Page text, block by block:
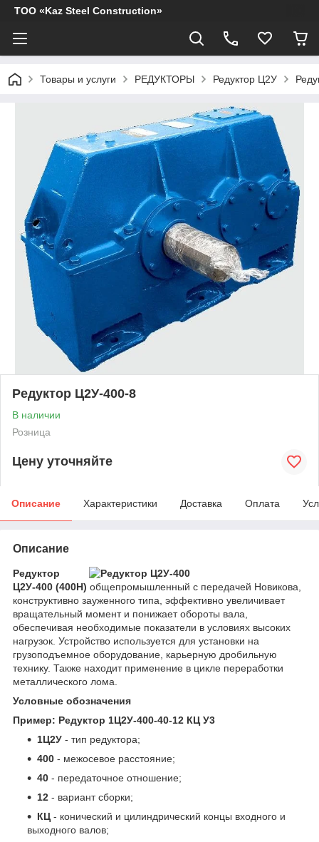
ТОО «Kaz Steel Construction»
Товары и услуги РЕДУКТОРЫ Редуктор Ц2У
Редуктор Ц2У-400-8
В наличии
Розница
Цену уточняйте
Описание Характеристики Доставка Оплата
Описание
Редуктор
Ц2У-400 (400Н) общепромышленный с передачей Новикова,
конструктивно зауженного типа, эффективно увеличивает
вращательный момент и понижает обороты вала,
обеспечивая необходимые показатели в условиях высоких
нагрузок. Устройство используется для установки на
грузоподъемное оборудование, карьерную дробильную
технику. Также находит применение в цикле переработки
металлического лома.
Условные обозначения
Пример: Редуктор 1Ц2У-400-40-12 КЦ У3
1Ц2У - тип редуктора;
400 - межосевое расстояние;
40 - передаточное отношение;
12 - вариант сборки;
КЦ - конический и цилиндрический концы входного и
выходного валов;